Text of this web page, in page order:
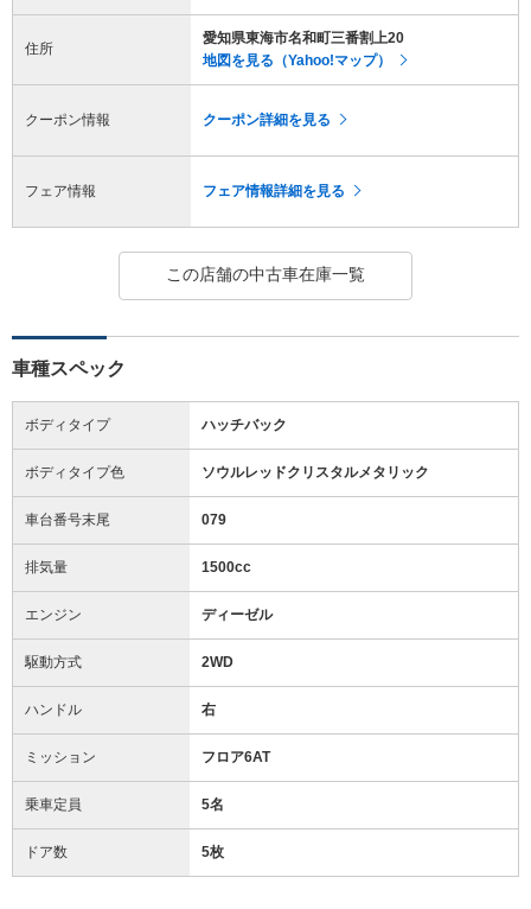
住所
愛知県東海市名和町三番割上20
地図を見る（Yahoo!マップ）
クーポン情報 クーポン詳細を見る
フェア情報 フェア情報詳細を見る
この店舗の中古車在庫一覧
車種スペック
ボディタイプ ハッチバック
ボディタイプ色 ソウルレッドクリスタルメタリック
車台番号末尾 079
排気量 1500cc
エンジン ディーゼル
駆動方式 2WD
ハンドル 右
ミッション フロア6AT
乗車定員 5名
ドア数 5枚